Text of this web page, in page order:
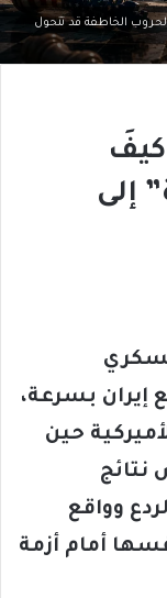
الخاطفة قد تتحول
كيفَ
إلى
إيران بسرعة،
حين
نتائج
وواقع
أمام أزمة